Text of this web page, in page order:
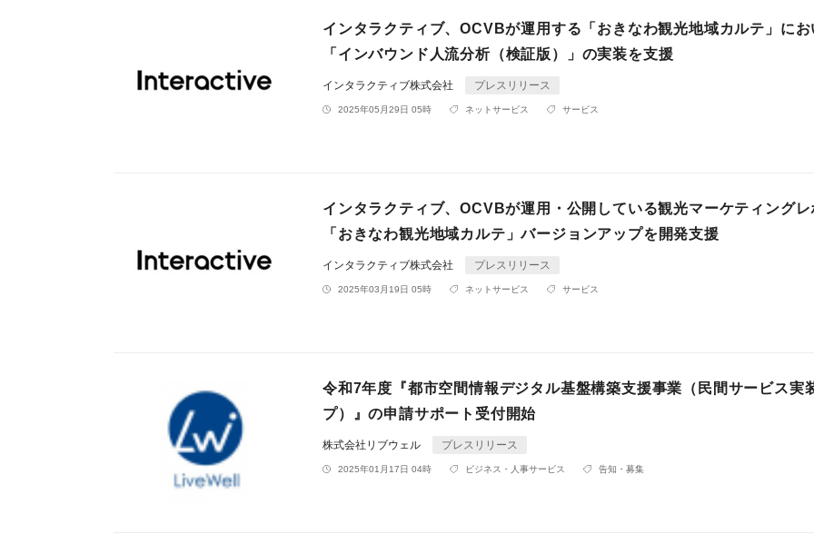
インタラクティブ、OCVBが運用する「おきなわ観光地域カルテ」にお
「インバウンド人流分析（検証版）」の実装を支援
インタラクティブ株式会社 プレスリリース
2025年05月29日 05時 ネットサービス サービス
インタラクティブ、OCVBが運用・公開している観光マーケティングレ
「おきなわ観光地域カルテ」バージョンアップを開発支援
インタラクティブ株式会社 プレスリリース
2025年03月19日 05時 ネットサービス サービス
令和7年度『都市空間情報デジタル基盤構築支援事業（民間サービス実
プ）』の申請サポート受付開始
株式会社リブウェル プレスリリース
2025年01月17日 04時 ビジネス・人事サービス 告知・募集